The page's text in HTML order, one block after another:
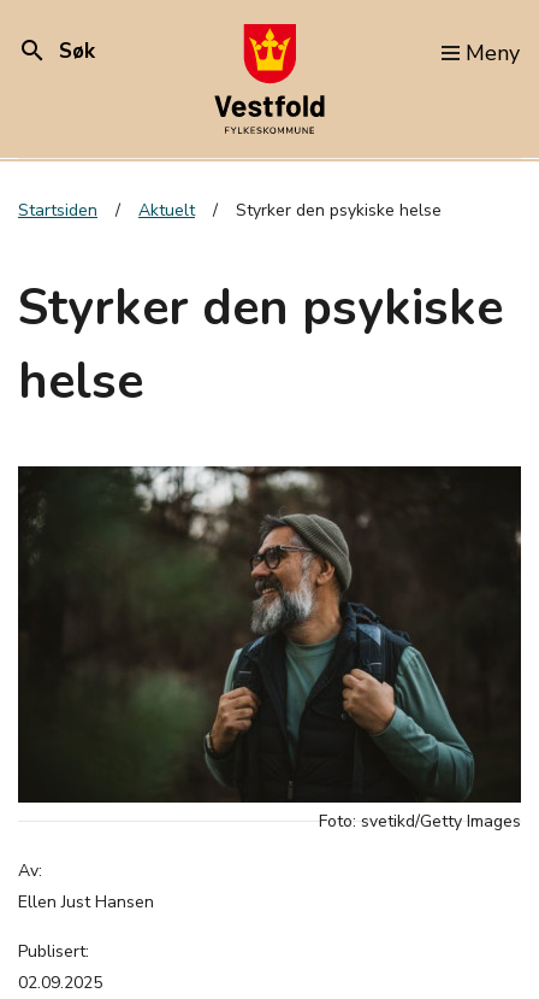
search Søk Meny
Startsiden Aktuelt Styrker den psykiske helse
Styrker den psykiske
helse
Foto: svetikd/Getty Images
Av:
Ellen Just Hansen
Publisert:
02.09.2025